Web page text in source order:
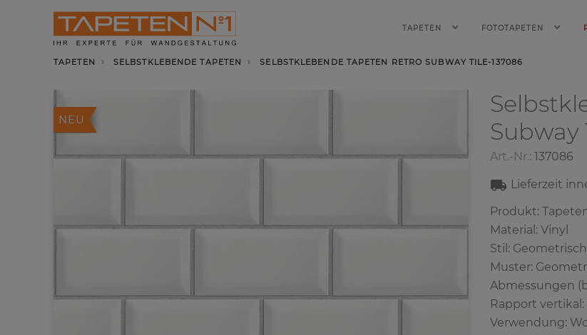
TAPETEN FOTOTAPETEN
TAPETEN SELBSTKLEBENDE TAPETEN SELBSTKLEBENDE TAPETEN RETRO SUBWAY TILE-137086
NEU
Subway
Art.-Nr.: 137086
Lieferzeit
Produkt:
Material: Vinyl
Stil:
Muster:
Abmessungen
Rapport vertikal:
Verwendung: